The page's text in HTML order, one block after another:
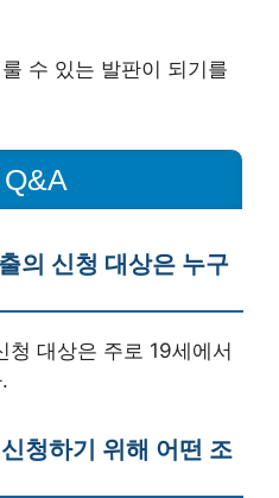
수 있는 발판이 되기를
의 신청 대상은 누구
청 대상은 주로 19세에서
청하기 위해 어떤 조